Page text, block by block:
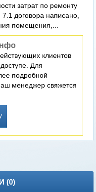
затрат по ремонту
договора написано,
помещения,...
клиентов
Для
подробной
менеджер свяжется
(0)